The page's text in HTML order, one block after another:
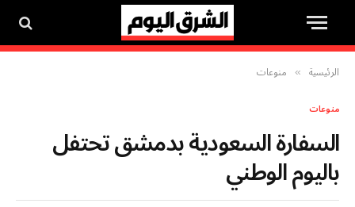
الرئيسية » منوعات
منوعات
السفارة السعودية بدمشق تحتفل
باليوم الوطني